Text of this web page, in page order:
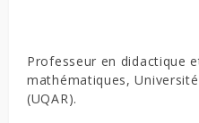
Professeur en didactique
mathématiques,
(UQAR).